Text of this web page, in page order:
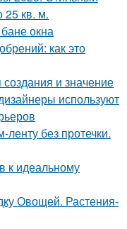
25 кв. м.
окна
как это
создания и значение
используют
без протечки.
к идеальному
Овощей. Растения-